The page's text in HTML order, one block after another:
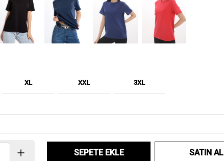
XL XXL 3XL
SEPETE EKLE SATIN AL